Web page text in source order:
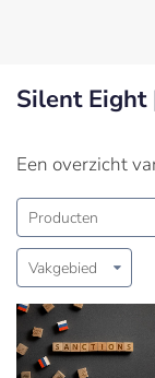
Silent Eight
Een overzicht
Producten
Vakgebied